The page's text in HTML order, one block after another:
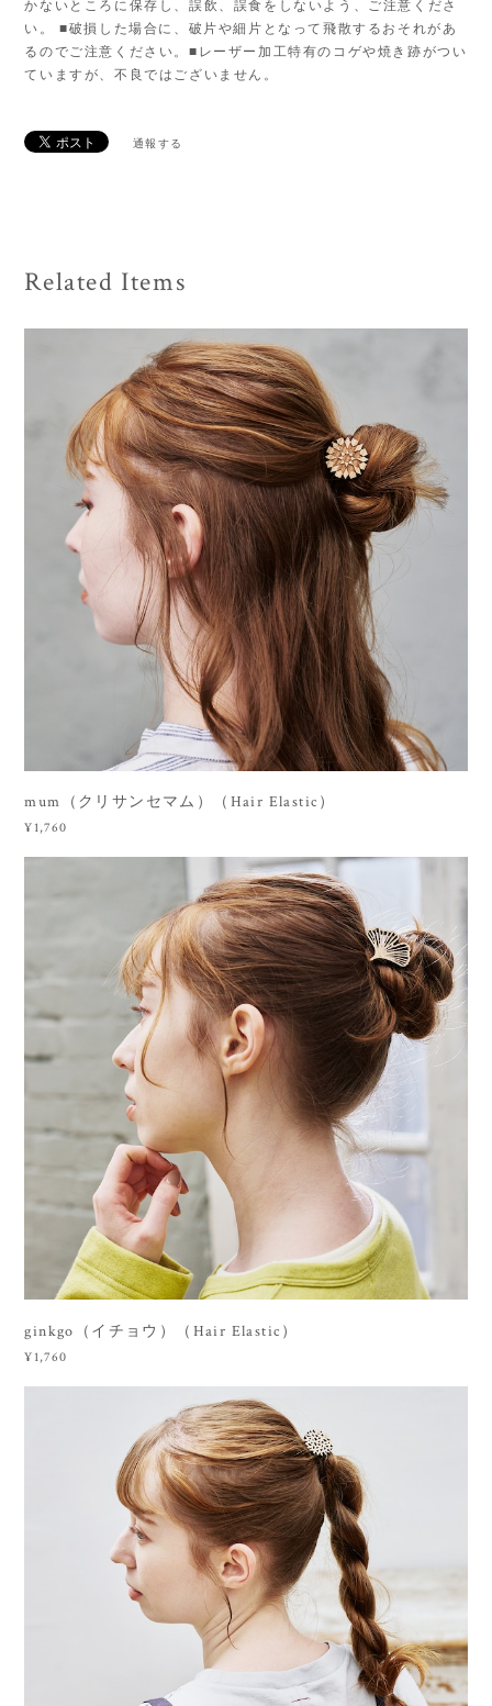
かないところに保存し、誤飲、誤食をしないよう、ご注意くださ
い。 ■破損した場合に、破片や細片となって飛散するおそれがあ
るのでご注意ください。■レーザー加工特有のコゲや焼き跡がつい
ていますが、不良ではございません。
通報する
Related Items
mum（クリサンセマム）（Hair Elastic）
¥1,760
ginkgo（イチョウ）（Hair Elastic）
¥1,760